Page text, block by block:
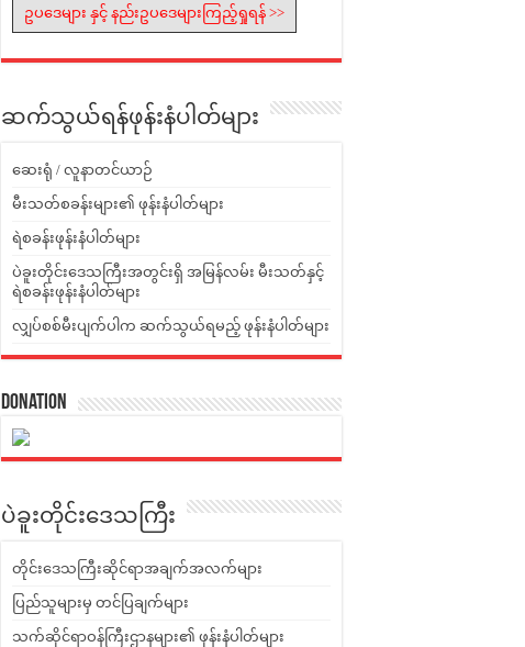
ဥပဒေများ နှင့် နည်းဥပဒေများကြည့်ရှုရန် >>
ဆက်သွယ်ရန်ဖုန်းနံပါတ်များ
ဆေးရုံ / လူနာတင်ယာဉ်
မီးသတ်စခန်းများ၏ ဖုန်းနံပါတ်များ
ရဲစခန်းဖုန်းနံပါတ်များ
ပဲခူးတိုင်းဒေသကြီးအတွင်းရှိ အမြန်လမ်း မီးသတ်နှင့်
ရဲစခန်းဖုန်းနံပါတ်များ
လျှပ်စစ်မီးပျက်ပါက ဆက်သွယ်ရမည့် ဖုန်းနံပါတ်များ
Donation
ပဲခူးတိုင်းဒေသကြီး
တိုင်းဒေသကြီးဆိုင်ရာအချက်အလက်များ
ပြည်သူများမှ တင်ပြချက်များ
သက်ဆိုင်ရာဝန်ကြီးဌာနများ၏ ဖုန်းနံပါတ်များ